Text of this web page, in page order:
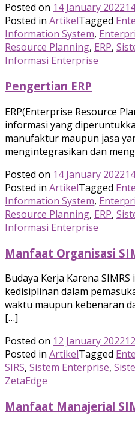
Posted on 14 January 2022
Posted in ArtikelTagged
Information System,
Resource Planning, ERP,
Informasi Enterprise
Pengertian ERP
ERP(Enterprise Resource
informasi yang
manufaktur maupun jasa
mengintegrasikan dan
Posted on 14 January 2022
Posted in ArtikelTagged
Information System,
Resource Planning, ERP,
Informasi Enterprise
Manfaat Organisasi
Budaya Kerja Karena
kedisiplinan dalam
waktu maupun kebenaran
[…]
Posted on 12 January 2022
Posted in ArtikelTagged
SIRS, Sistem Enterprise,
ZetaEdge
Manfaat Manajerial